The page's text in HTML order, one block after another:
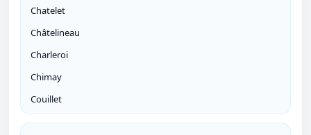
Chatelet
Châtelineau
Charleroi
Chimay
Couillet